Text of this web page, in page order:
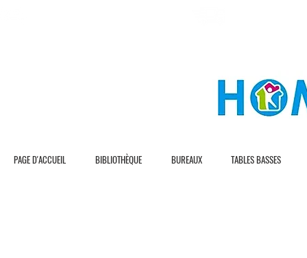
PAGE D'ACCUEIL BIBLIOTHÈQUE BUREAUX TABLES BASSES